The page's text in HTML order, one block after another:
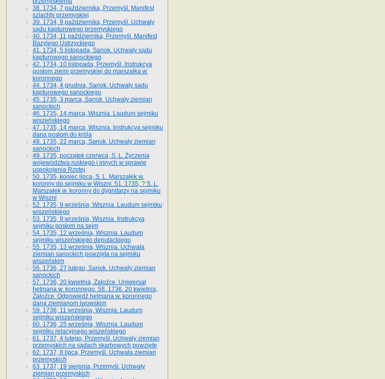
38. 1734, 7 października, Przemyśl. Manifest
szlachty przemyskiej
39. 1734, 9 października, Przemyśl. Uchwały
sądu kapturowego przemyskiego
40. 1734, 11 października, Przemyśl. Manifest
Bazylego Ustrzyckiego
41. 1734, 5 listopada, Sanok. Uchwały sądu
kapturowego sanockiego
42. 1734, 10 listopada, Przemyśl. Instrukcya
posłom ziemi przemyskiej do marszałka w.
koronnego
44. 1734, 4 grudnia, Sanok. Uchwały sądu
kapturowego sanockiego
45. 1735, 3 marca, Sanok. Uchwały ziemian
sanockich
46. 1735, 14 marca, Wisznia. Laudum sejmiku
wiszeńskiego
47. 1735, 14 marca, Wisznia. Instrukcya sejmiku
dana posłom do króla
48. 1735, 22 marca, Sanok. Uchwały ziemian
sanockich
49. 1735, początek czerwca, S. L. Życzenia
województwa ruskiego i innych w sprawie
uspokojenia Rzptej
50. 1735, koniec lipca, S. L. Marszałek w.
koronny do sejmiku w Wiszni. 51. 1735, ? S. L.
Marszałek w. koronny do dygnitarzy na sejmiku
w Wiszni
52. 1735, 9 września, Wisznia. Laudum sejmiku
wiszeńskiego
53. 1735, 9 września, Wisznia. Instrukcya
sejmiku posłom na sejm
54. 1735, 12 września, Wisznia. Laudum
sejmiku wiszeńskiego deputackiego
55. 1735, 13 września, Wisznia. Uchwała
ziemian sanockich powzięta na sejmiku
wiszeńskim
56. 1736, 27 lutego, Sanok. Uchwały ziemian
sanockich
57. 1736, 20 kwietnia, Załoźce. Uniwersał
hetmana w. koronnego. 58. 1736. 20 kwietnia,
Załoźce. Odpowiedź hetmana w. koronnego
dana ziemianom lwowskim
59. 1736, 11 września, Wisznia. Laudum
sejmiku wiszeńskiego
60. 1736, 25 września, Wisznia. Laudum
sejmiku relacyjnego wiszeńskiego
61. 1737, 4 lutego, Przemyśl. Uchwały ziemian
przemyskich na sądach skarbowych powzięte
62. 1737, 8 lipca, Przemyśl. Uchwała ziemian
przemyskich
63. 1737, 19 sierpnia, Przemyśl. Uchwały
ziemian przemyskich